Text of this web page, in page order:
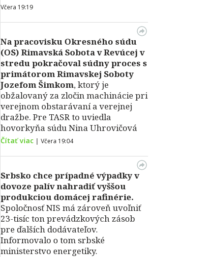
Včera 19:19
Na pracovisku Okresného súdu
(OS) Rimavská Sobota v Revúcej v
stredu pokračoval súdny proces s
primátorom Rimavskej Soboty
Jozefom Šimkom, ktorý je
obžalovaný za zločin machinácie pri
verejnom obstarávaní a verejnej
dražbe. Pre TASR to uviedla
hovorkyňa súdu Nina Uhrovičová
Čítať viac | Včera 19:04
Srbsko chce prípadné výpadky v
dovoze palív nahradiť vyššou
produkciou domácej rafinérie.
Spoločnosť NIS má zároveň uvoľniť
23-tisíc ton prevádzkových zásob
pre ďalších dodávateľov.
Informovalo o tom srbské
ministerstvo energetiky.